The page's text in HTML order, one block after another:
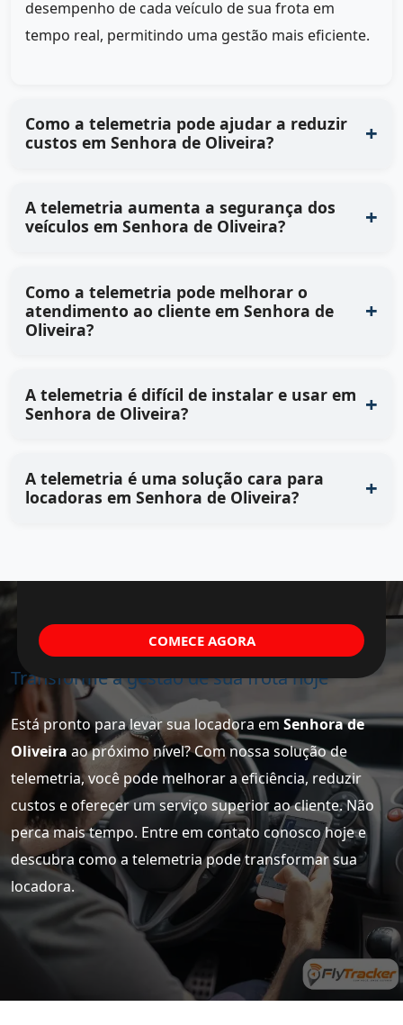
desempenho de cada veículo de sua frota em
tempo real, permitindo uma gestão mais eficiente.
Como a telemetria pode ajudar a reduzir
custos em Senhora de Oliveira?
A telemetria aumenta a segurança dos
veículos em Senhora de Oliveira?
Como a telemetria pode melhorar o
atendimento ao cliente em Senhora de
Oliveira?
A telemetria é difícil de instalar e usar em
Senhora de Oliveira?
A telemetria é uma solução cara para
locadoras em Senhora de Oliveira?
Transforme a gestão de sua frota hoje
Está pronto para levar sua locadora emSenhora de
Oliveira ao próximo nível? Com nossa solução de
telemetria, você pode melhorar a eficiência, reduzir
custos e oferecer um serviço superior ao cliente. Não
perca mais tempo. Entre em contato conosco hoje e
descubra como a telemetria pode transformar sua
locadora.
COMECE AGORA